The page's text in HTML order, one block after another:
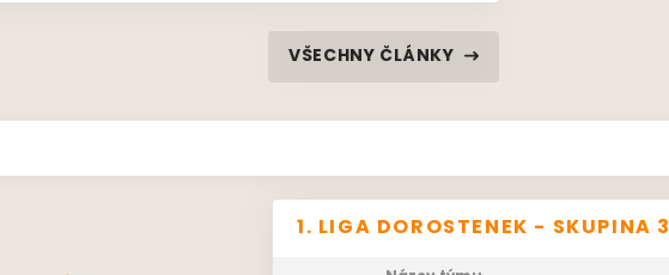
V nestandardní sestavě se objevily i
VŠECHNY ČLÁNKY
1. LIGA DOROSTENEK - SKUPINA 3